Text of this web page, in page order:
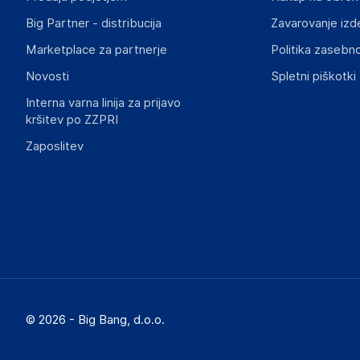
Slike o varnosti izdelka
Slike o varnosti izdelka vsebujejo opozorila na embalaži
Big Partner - distribucija
Marketplace za partnerje
Novosti
Interna varna linija za prijavo
kršitev po ZZPRI
Zaposlitev
Zavarovanje
Politika
Spletni piškotki
© 2026 - Big Bang, d.o.o.